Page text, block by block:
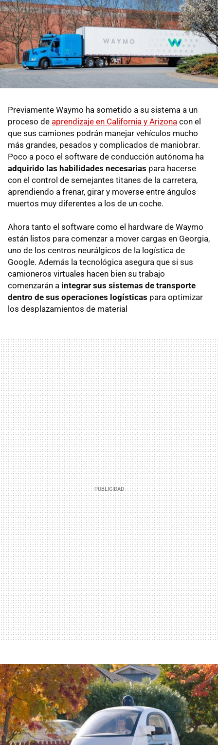
Previamente Waymo ha sometido a su sistema a un
proceso de aprendizaje en California y Arizona con el
que sus camiones podrán manejar vehículos mucho
más grandes, pesados y complicados de maniobrar.
Poco a poco el software de conducción autónoma ha
adquirido las habilidades necesarias para hacerse
con el control de semejantes titanes de la carretera,
aprendiendo a frenar, girar y moverse entre ángulos
muertos muy diferentes a los de un coche.
Ahora tanto el software como el hardware de Waymo
están listos para comenzar a mover cargas en Georgia,
uno de los centros neurálgicos de la logística de
Google. Además la tecnológica asegura que si sus
camioneros virtuales hacen bien su trabajo
comenzarán a integrar sus sistemas de transporte
dentro de sus operaciones logísticas para optimizar
los desplazamientos de material